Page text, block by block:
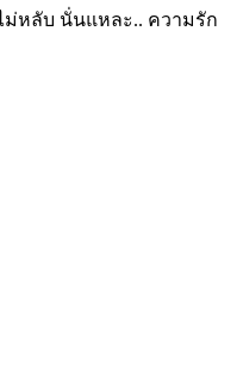
หลับ นั่นแหละ.. ความรัก